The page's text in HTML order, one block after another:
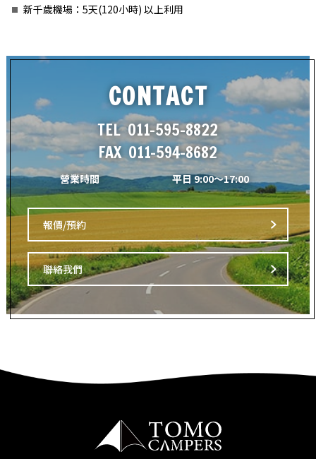
新千歲機場：5天(120小時) 以上利用
CONTACT
TEL 011-595-8822
FAX 011-594-8682
營業時間 平日 9:00～17:00
報價/預約
聯絡我們